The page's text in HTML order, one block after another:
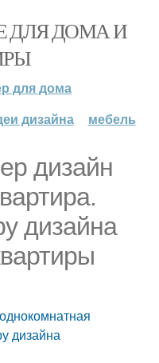
ДЛЯ ДОМА И
для дома
дизайна мебель
дизайн
дизайна
дизайна